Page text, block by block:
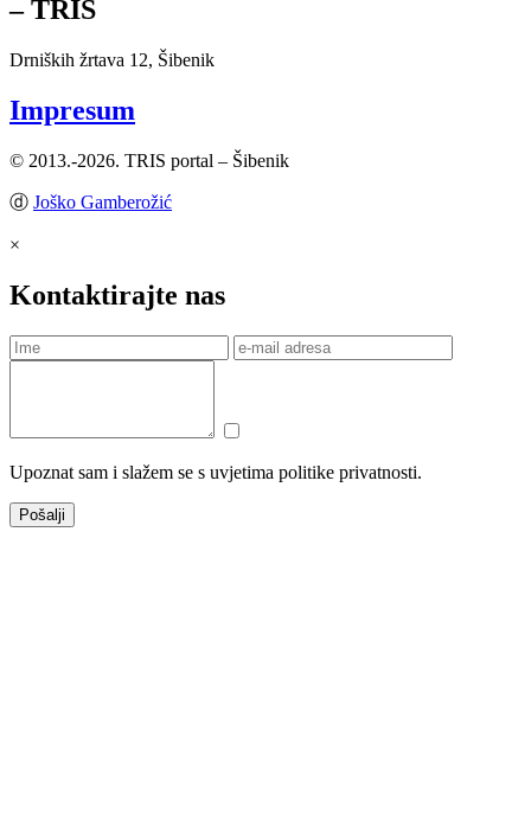
– TRIS
Drniških žrtava 12, Šibenik
Impresum
© 2013.-2026. TRIS portal – Šibenik
ⓓ Joško Gamberožić
×
Kontaktirajte nas
Upoznat sam i slažem se s uvjetima politike privatnosti.
Pošalji